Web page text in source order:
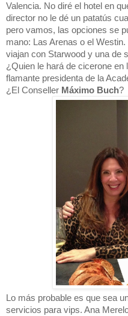
Valencia. No diré el hotel en
director no le dé un patatús
pero vamos, las opciones se
mano: Las Arenas o el
viajan con Starwood y una de
¿Quien le hará de cicerone en
flamante presidenta de la
¿El Conseller Máximo Buch?
Lo más probable es que sea
servicios para vips. Ana